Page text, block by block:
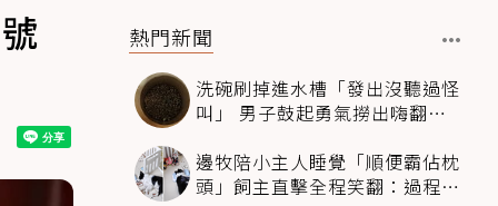
熱門新聞
洗碗刷掉進水槽「發出沒聽過怪
叫」 男子鼓起勇氣撈出嗨翻：
邊牧陪小主人睡覺「順便霸佔枕
頭」飼主直擊全程笑翻：過程絲